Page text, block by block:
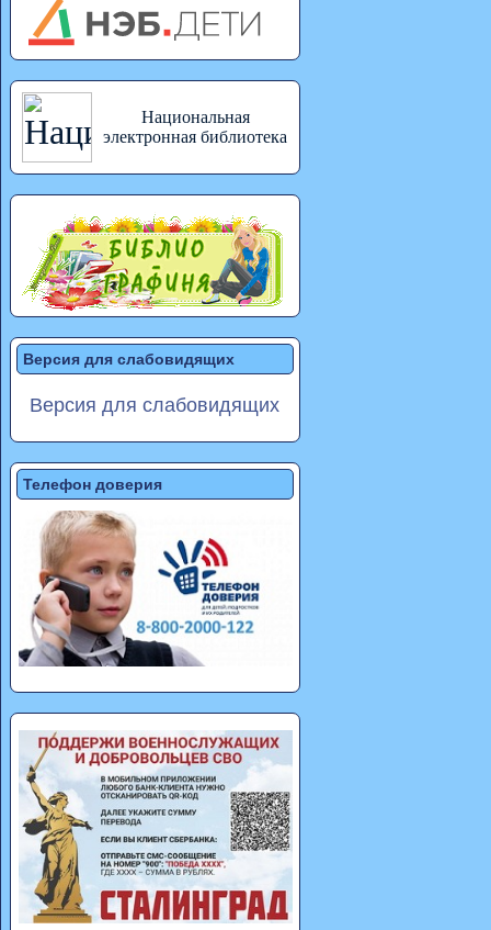
Национальная
электронная библиотека
Версия для слабовидящих
Версия для слабовидящих
Телефон доверия